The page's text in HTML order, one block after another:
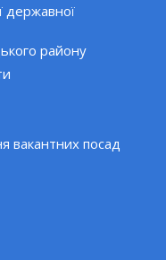
державної
району
вакантних посад